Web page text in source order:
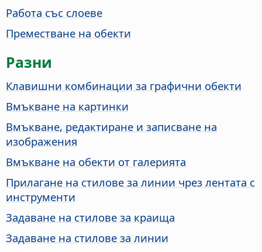
Работа със слоеве
Преместване на обекти
Разни
Клавишни комбинации за графични обекти
Вмъкване на картинки
Вмъкване, редактиране и записване на
изображения
Вмъкване на обекти от галерията
Прилагане на стилове за линии чрез лентата с
инструменти
Задаване на стилове за краища
Задаване на стилове за линии